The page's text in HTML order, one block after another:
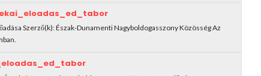
Szerző(k): Észak-Dunamenti Nagyboldogasszony Közösség Az